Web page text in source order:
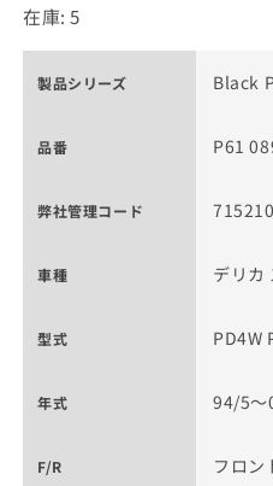
在庫: 5
製品シリーズ Black
品番 P61
弊社管理コード
車種 デリカ
型式 PD4W
年式 94/5～
F/R フロン